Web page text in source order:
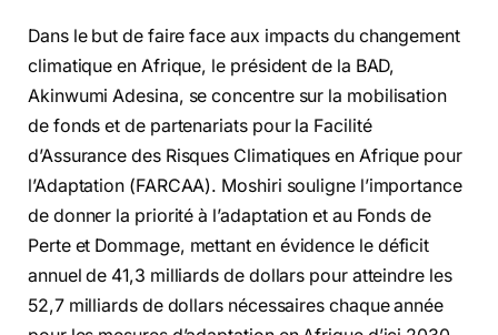
Dans le but de faire face aux impacts du changement
climatique en Afrique, le président de la BAD,
Akinwumi Adesina, se concentre sur la mobilisation
de fonds et de partenariats pour la Facilité
d’Assurance des Risques Climatiques en Afrique pour
l’Adaptation (FARCAA). Moshiri souligne l’importance
de donner la priorité à l’adaptation et au Fonds de
Perte et Dommage, mettant en évidence le déficit
annuel de 41,3 milliards de dollars pour atteindre les
52,7 milliards de dollars nécessaires chaque année